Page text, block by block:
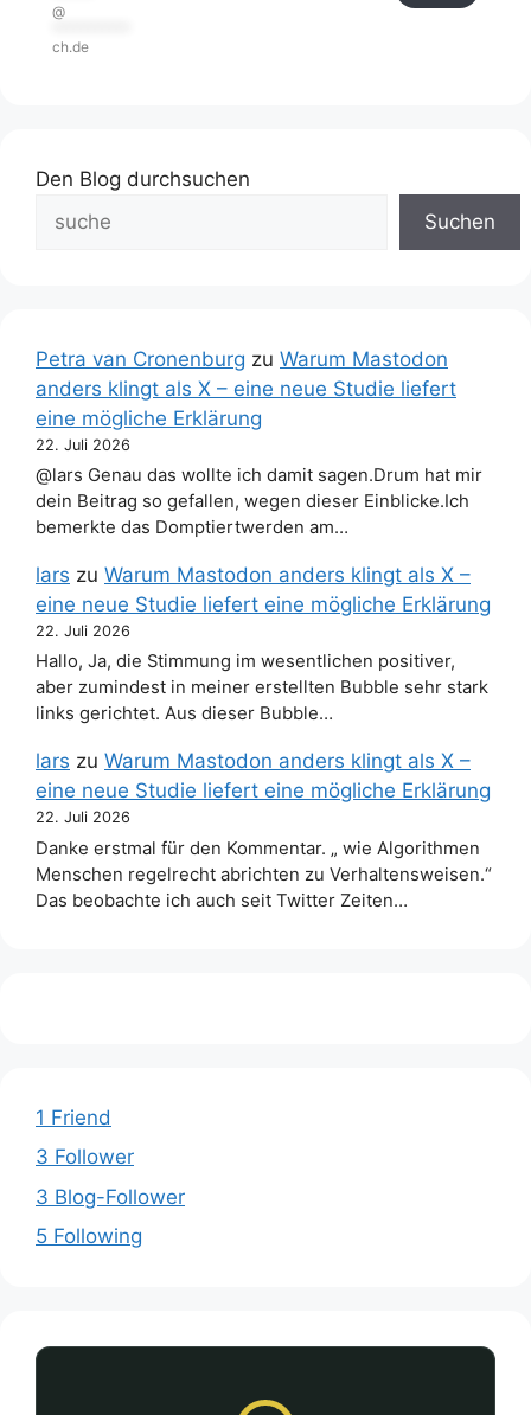
@
ch.de
Den Blog durchsuchen
Suchen
Petra van Cronenburg zu Warum Mastodon
anders klingt als X – eine neue Studie liefert
eine mögliche Erklärung
22. Juli 2026
@lars Genau das wollte ich damit sagen.Drum hat mir
dein Beitrag so gefallen, wegen dieser Einblicke.Ich
bemerkte das Domptiertwerden am…
lars zu Warum Mastodon anders klingt als X –
eine neue Studie liefert eine mögliche Erklärung
22. Juli 2026
Hallo, Ja, die Stimmung im wesentlichen positiver,
aber zumindest in meiner erstellten Bubble sehr stark
links gerichtet. Aus dieser Bubble…
lars zu Warum Mastodon anders klingt als X –
eine neue Studie liefert eine mögliche Erklärung
22. Juli 2026
Danke erstmal für den Kommentar. „ wie Algorithmen
Menschen regelrecht abrichten zu Verhaltensweisen.“
Das beobachte ich auch seit Twitter Zeiten…
1 Friend
3 Follower
3 Blog-Follower
5 Following